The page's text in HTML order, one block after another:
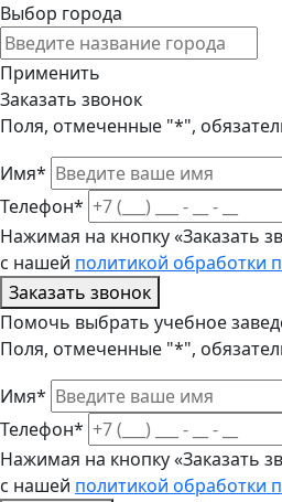
Выбор города
Применить
Заказать звонок
Поля, отмеченные "*",
Имя*
Телефон*
Нажимая на кнопку «Заказать
с нашей политикой обработки
Заказать звонок
Помочь выбрать учебное
Поля, отмеченные "*",
Имя*
Телефон*
Нажимая на кнопку «Заказать
с нашей политикой обработки